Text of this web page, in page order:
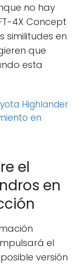
no hay
4X Concept
similitudes en
que
esta
Highlander
en
el
en
el
versión